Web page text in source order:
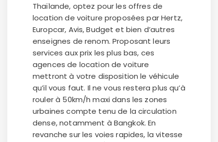
Thaïlande, optez pour les offres de
location de voiture proposées par Hertz,
Europcar, Avis, Budget et bien d’autres
enseignes de renom. Proposant leurs
services aux prix les plus bas, ces
agences de location de voiture
mettront à votre disposition le véhicule
qu’il vous faut. Il ne vous restera plus qu’à
rouler à 50km/h maxi dans les zones
urbaines compte tenu de la circulation
dense, notamment à Bangkok. En
revanche sur les voies rapides, la vitesse